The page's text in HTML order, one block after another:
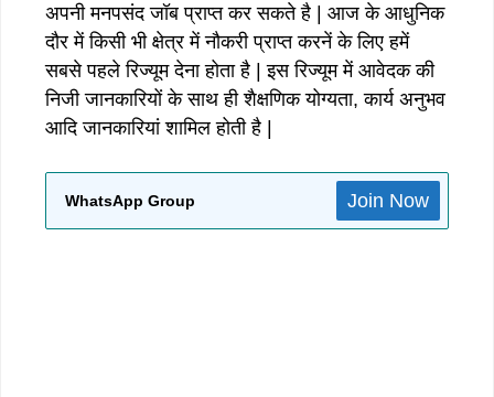
अपनी मनपसंद जॉब प्राप्त कर सकते है | आज के आधुनिक
दौर में किसी भी क्षेत्र में नौकरी प्राप्त करनें के लिए हमें
सबसे पहले रिज्यूम देना होता है | इस रिज्यूम में आवेदक की
निजी जानकारियों के साथ ही शैक्षणिक योग्यता, कार्य अनुभव
आदि जानकारियां शामिल होती है |
WhatsApp Group Join Now